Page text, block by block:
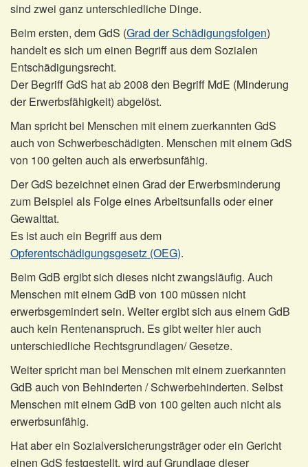
sind zwei ganz unterschiedliche Dinge.
Beim ersten, dem GdS (Grad der Schädigungsfolgen)
handelt es sich um einen Begriff aus dem Sozialen
Entschädigungsrecht.
Der Begriff GdS hat ab 2008 den Begriff MdE (Minderung
der Erwerbsfähigkeit) abgelöst.
Man spricht bei Menschen mit einem zuerkannten GdS
auch von Schwerbeschädigten. Menschen mit einem GdS
von 100 gelten auch als erwerbsunfähig.
Der GdS bezeichnet einen Grad der Erwerbsminderung
zum Beispiel als Folge eines Arbeitsunfalls oder einer
Gewalttat.
Es ist auch ein Begriff aus dem
Opferentschädigungsgesetz (OEG).
Beim GdB ergibt sich dieses nicht zwangsläufig. Auch
Menschen mit einem GdB von 100 müssen nicht
erwerbsgemindert sein. Weiter ergibt sich aus einem GdB
auch kein Rentenanspruch. Es gibt weiter hier auch
unterschiedliche Rechtsgrundlagen/ Gesetze.
Weiter spricht man bei Menschen mit einem zuerkannten
GdB auch von Behinderten / Schwerbehinderten. Selbst
Menschen mit einem GdB von 100 gelten auch nicht als
erwerbsunfähig.
Hat aber ein Sozialversicherungsträger oder ein Gericht
einen GdS festgestellt, wird auf Grundlage dieser